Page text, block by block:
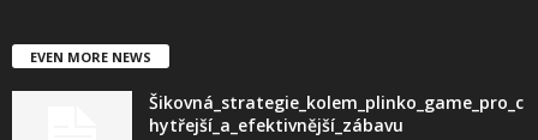
EVEN MORE NEWS
Šikovná_strategie_kolem_plinko_game_pro_c
hytřejší_a_efektivnější_zábavu